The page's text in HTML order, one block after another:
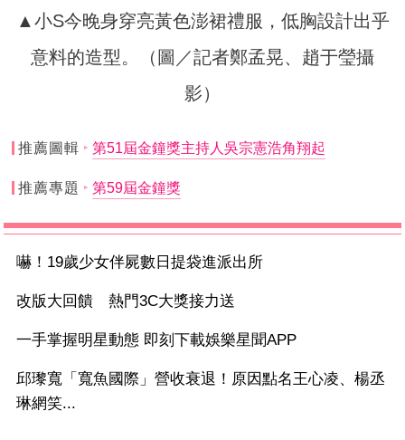
▲小S今晚身穿亮黃色澎裙禮服，低胸設計出乎
意料的造型。（圖／記者鄭孟晃、趙于瑩攝
影）
推薦圖輯 第51屆金鐘獎主持人吳宗憲浩角翔起
推薦專題 第59屆金鐘獎
嚇！19歲少女伴屍數日提袋進派出所
改版大回饋 熱門3C大獎接力送
一手掌握明星動態 即刻下載娛樂星聞APP
邱瓈寬「寬魚國際」營收衰退！原因點名王心凌、楊丞
琳網笑...